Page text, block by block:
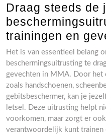
Draag steeds de
trainingen en
Het is van essentieel belang
beschermingsuitrusting te
gevechten in MMA. Door het
zoals handschoenen,
gebitsbeschermer, kan je
letsel. Deze uitrusting helpt
voorkomen, maar zorgt er
verantwoordelijk kunt trainen